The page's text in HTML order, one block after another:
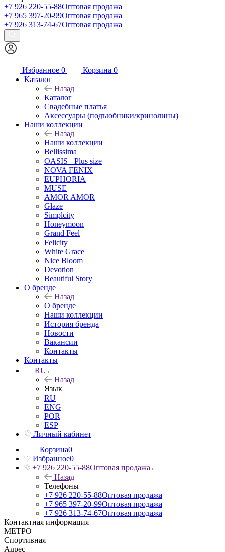
+7 926 220-55-88Оптовая продажа
+7 965 397-20-99Оптовая продажа
+7 926 313-74-67Оптовая продажа
Избранное 0 Корзина 0
Каталог
Назад
Каталог
Свадебные платья
Аксессуары (подъюбники/кринолины)
Наши коллекции
Назад
Наши коллекции
Bellissima
OASIS +Plus size
NOVA FENIX
EUPHORIA
MUSE
AMOR AMOR
Glaze
Simplcity
Honeymoon
Grand Feel
Felicity
White Grace
Nice Bloom
Devotion
Beautiful Story
О бренде
Назад
О бренде
Наши коллекции
История бренда
Новости
Вакансии
Контакты
Контакты
RU
Назад
Язык
RU
ENG
POR
ESP
Личный кабинет
Корзина0
Избранное0
+7 926 220-55-88Оптовая продажа
Назад
Телефоны
+7 926 220-55-88Оптовая продажа
+7 965 397-20-99Оптовая продажа
+7 926 313-74-67Оптовая продажа
Контактная информация
МЕТРО
Спортивная
Адрес